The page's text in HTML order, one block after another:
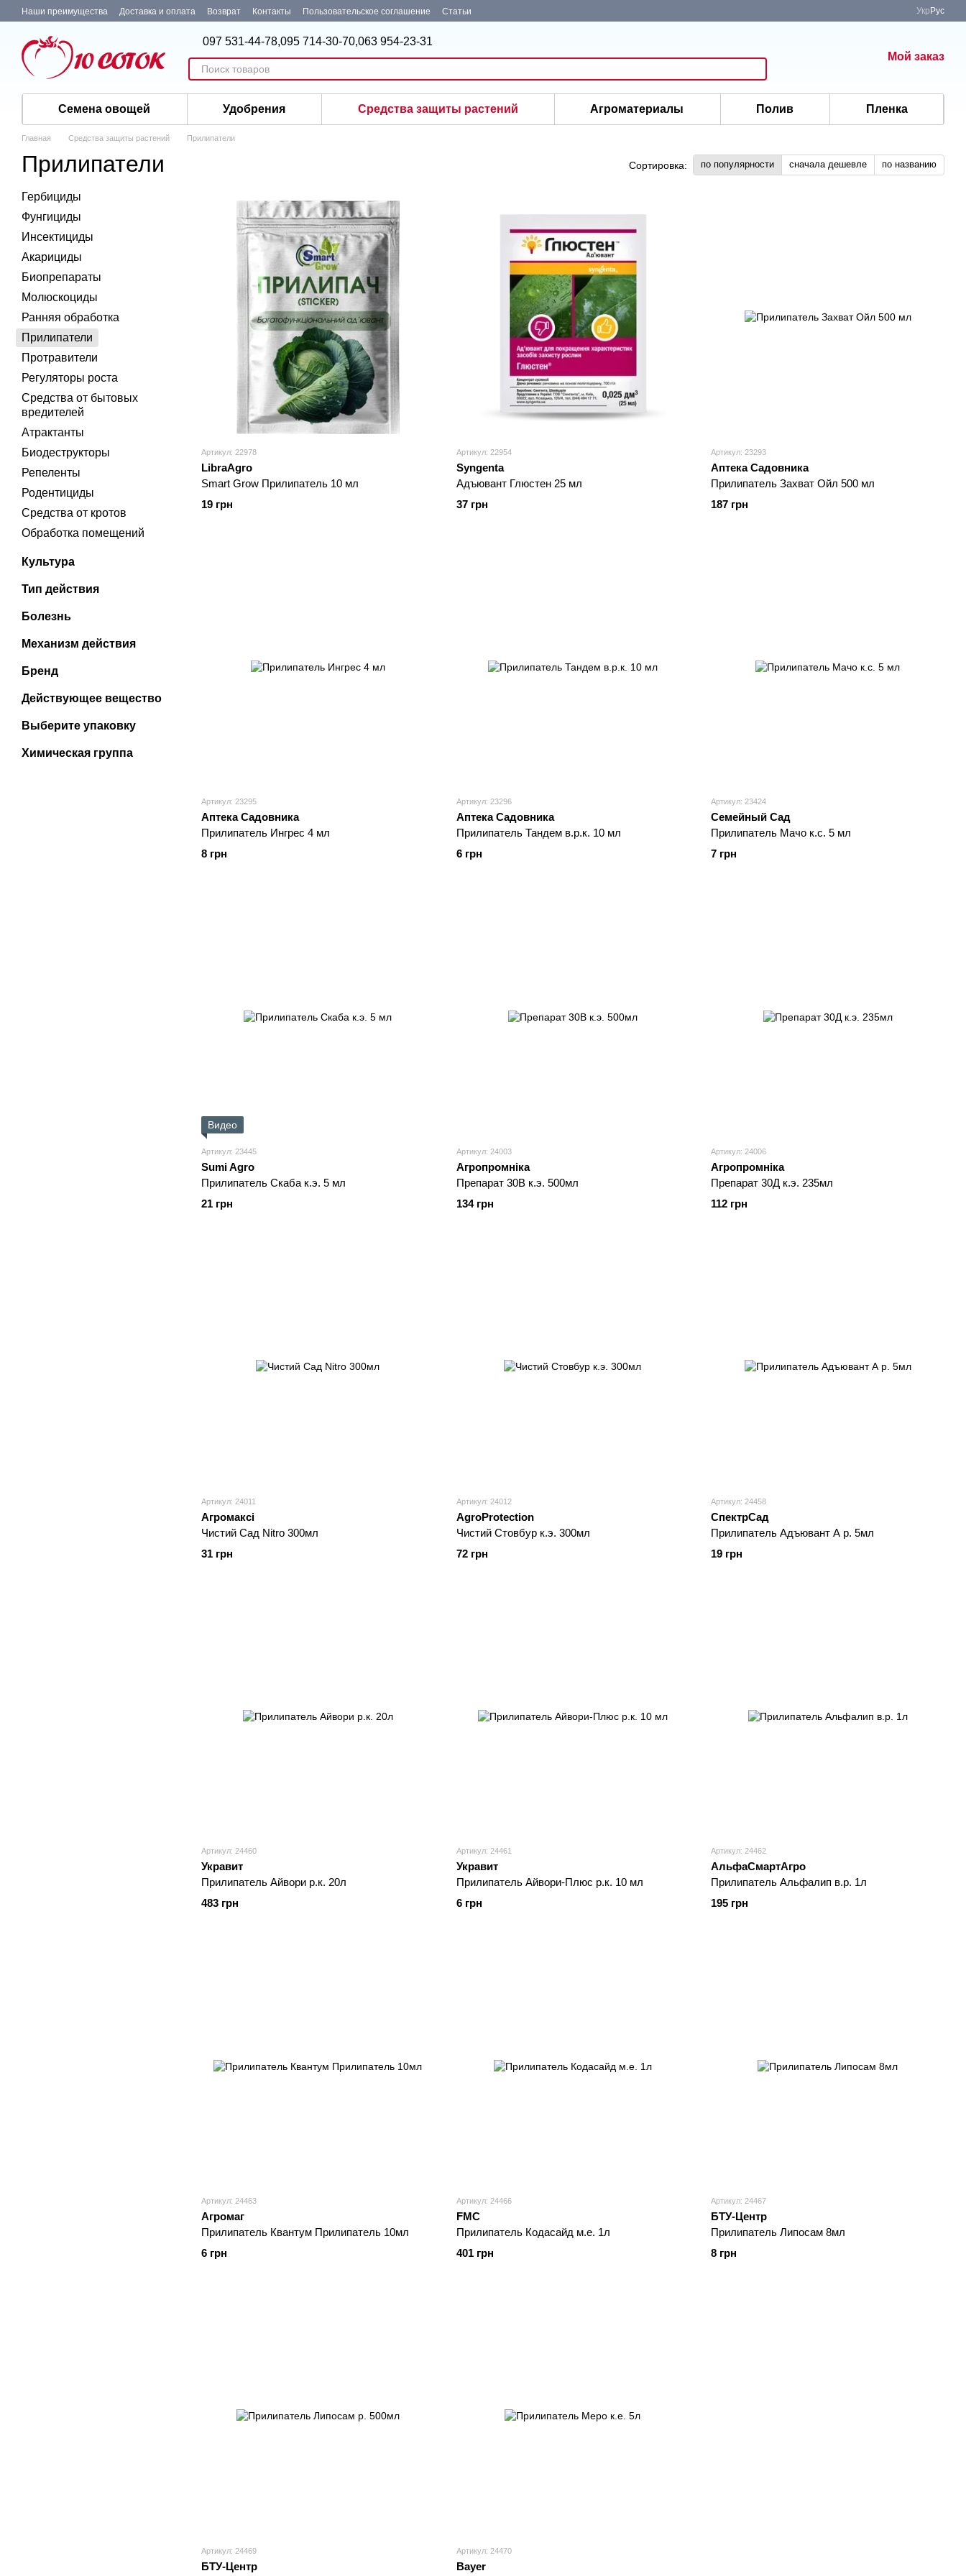
Перейти к основному контенту
Наши преимущества Доставка и оплата Возврат Контакты Пользовательское соглашение Статьи Укр Рус
097 531-44-78,095 714-30-70,063 954-23-31
Мой заказ
Семена овощей Удобрения Средства защиты растений Агроматериалы Полив Пленка
Главная Средства защиты растений Прилипатели
Прилипатели Сортировка: по популярности сначала дешевле по названию
Артикул: 22978
LibraAgro
Smart Grow Прилипатель 10 мл
19 грн
Артикул: 22954
Syngenta
Адъювант Глюстен 25 мл
37 грн
Артикул: 23293
Аптека Садовника
Прилипатель Захват Ойл 500 мл
187 грн
Артикул: 23295
Аптека Садовника
Прилипатель Ингрес 4 мл
8 грн
Артикул: 23296
Аптека Садовника
Прилипатель Тандем в.р.к. 10 мл
6 грн
Артикул: 23424
Семейный Сад
Прилипатель Мачо к.с. 5 мл
7 грн
Видео
Артикул: 23445
Sumi Agro
Прилипатель Скаба к.э. 5 мл
21 грн
Артикул: 24003
Агропромніка
Препарат 30В к.э. 500мл
134 грн
Артикул: 24006
Агропромніка
Препарат 30Д к.э. 235мл
112 грн
Артикул: 24011
Агромаксі
Чистий Сад Nitro 300мл
31 грн
Артикул: 24012
AgroProtection
Чистий Стовбур к.э. 300мл
72 грн
Артикул: 24458
СпектрСад
Прилипатель Адъювант А р. 5мл
19 грн
Артикул: 24460
Укравит
Прилипатель Айвори р.к. 20л
483 грн
Артикул: 24461
Укравит
Прилипатель Айвори-Плюс р.к. 10 мл
6 грн
Артикул: 24462
АльфаСмартАгро
Прилипатель Альфалип в.р. 1л
195 грн
Артикул: 24463
Агромаг
Прилипатель Квантум Прилипатель 10мл
6 грн
Артикул: 24466
FMC
Прилипатель Кодасайд м.е. 1л
401 грн
Артикул: 24467
БТУ-Центр
Прилипатель Липосам 8мл
8 грн
Артикул: 24469
БТУ-Центр
Артикул: 24470
Bayer
Гербициды
Фунгициды
Инсектициды
Акарициды
Биопрепараты
Молюскоциды
Ранняя обработка
Прилипатели
Протравители
Регуляторы роста
Средства от бытовых
вредителей
Атрактанты
Биодеструкторы
Репеленты
Родентициды
Средства от кротов
Обработка помещений
Культура
Тип действия
Болезнь
Механизм действия
Бренд
Действующее вещество
Выберите упаковку
Химическая группа